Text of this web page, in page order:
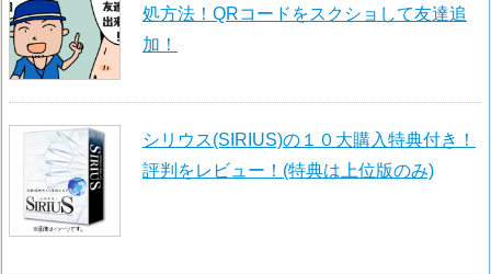
処方法！QRコードをスクショして友達追
加！
シリウス(SIRIUS)の１０大購入特典付き！
評判をレビュー！(特典は上位版のみ)